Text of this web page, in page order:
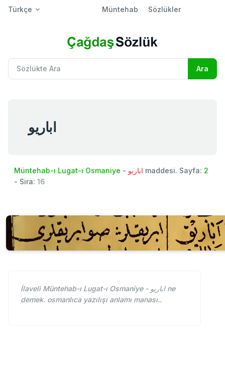
Türkçe Müntehab Sözlükler
اباريو
Müntehab-ı Lugat-ı Osmaniye - اباريو maddesi. Sayfa: 2
- Sira: 16
İlaveli Müntehab-ı Lugat-ı Osmaniye - اباريو ne
demek. osmanlıca yazılışı anlamı manası..